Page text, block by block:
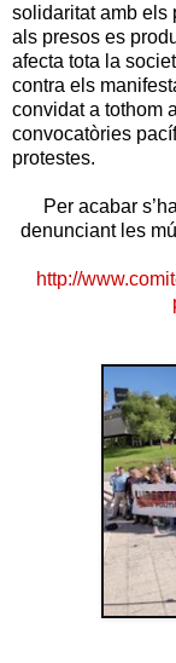
solidaritat amb els
als presos es
afecta tota la
contra els
convidat a tothom
convocatòries
protestes.
Per acabar
denunciant les
http://